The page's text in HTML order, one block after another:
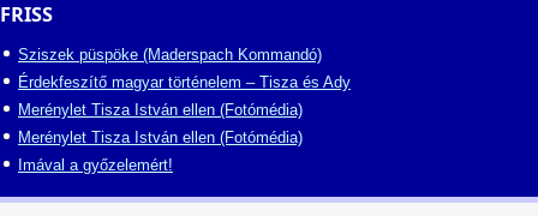
FRISS
Sziszek püspöke (Maderspach Kommandó)
Érdekfeszítő magyar történelem – Tisza és Ady
Merénylet Tisza István ellen (Fotómédia)
Merénylet Tisza István ellen (Fotómédia)
Imával a győzelemért!